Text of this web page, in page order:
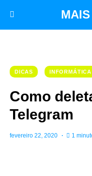
DICAS INFORMÁTICA
Como
Telegram
fevereiro 22, 2020 1